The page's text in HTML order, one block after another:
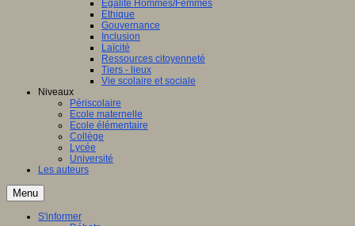
Egalité Hommes/Femmes
Ethique
Gouvernance
Inclusion
Laïcité
Ressources citoyenneté
Tiers - lieux
Vie scolaire et sociale
Niveaux
Périscolaire
Ecole maternelle
Ecole élémentaire
Collège
Lycée
Université
Les auteurs
Menu
S'informer